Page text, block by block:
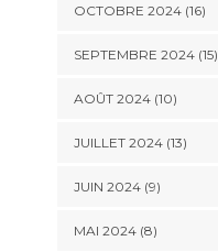
OCTOBRE 2024 (16)
SEPTEMBRE 2024 (15)
AOÛT 2024 (10)
JUILLET 2024 (13)
JUIN 2024 (9)
MAI 2024 (8)